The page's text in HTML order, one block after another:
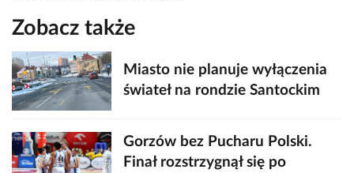
Zobacz także
Miasto nie planuje wyłączenia
świateł na rondzie Santockim
Gorzów bez Pucharu Polski.
Finał rozstrzygnął się po